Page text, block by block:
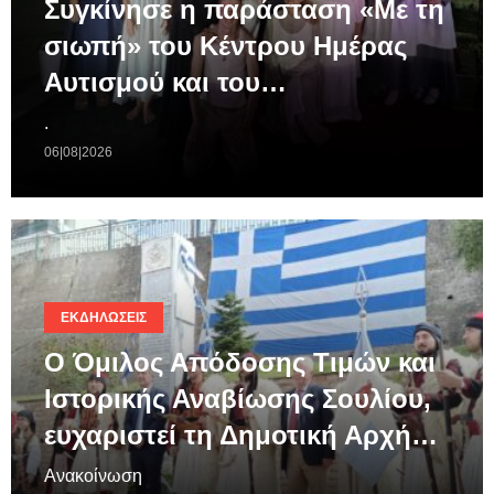
Συγκίνησε η παράσταση «Με τη
σιωπή» του Κέντρου Ημέρας
Αυτισμού και του…
.
06|08|2026
ΕΚΔΗΛΏΣΕΙΣ
Ο Όμιλος Απόδοσης Τιμών και
Ιστορικής Αναβίωσης Σουλίου,
ευχαριστεί τη Δημοτική Αρχή…
Ανακοίνωση